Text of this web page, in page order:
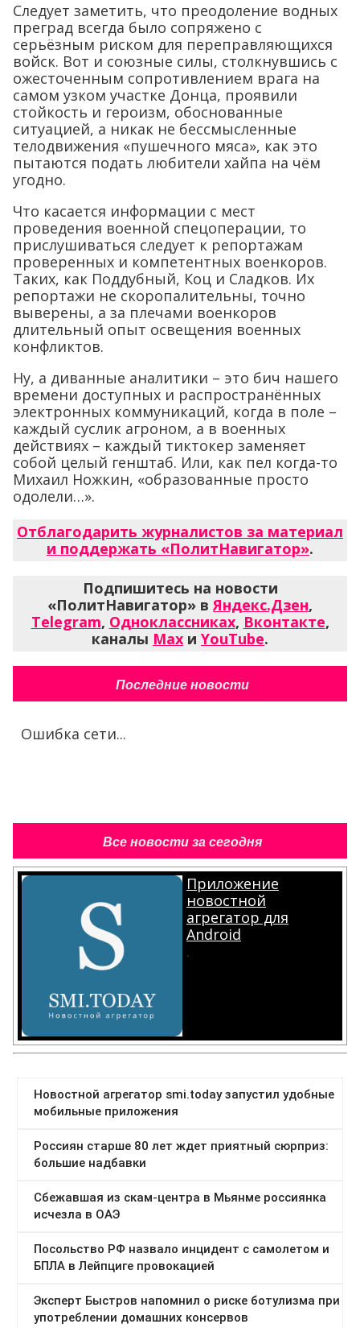
Следует заметить, что преодоление водных
преград всегда было сопряжено с
серьёзным риском для переправляющихся
войск. Вот и союзные силы, столкнувшись с
ожесточенным сопротивлением врага на
самом узком участке Донца, проявили
стойкость и героизм, обоснованные
ситуацией, а никак не бессмысленные
телодвижения «пушечного мяса», как это
пытаются подать любители хайпа на чём
угодно.
Что касается информации с мест
проведения военной спецоперации, то
прислушиваться следует к репортажам
проверенных и компетентных военкоров.
Таких, как Поддубный, Коц и Сладков. Их
репортажи не скоропалительны, точно
выверены, а за плечами военкоров
длительный опыт освещения военных
конфликтов.
Ну, а диванные аналитики – это бич нашего
времени доступных и распространённых
электронных коммуникаций, когда в поле –
каждый суслик агроном, а в военных
действиях – каждый тиктокер заменяет
собой целый генштаб. Или, как пел когда-то
Михаил Ножкин, «образованные просто
одолели…».
Отблагодарить журналистов за материал
и поддержать «ПолитНавигатор».
Подпишитесь на новости
«ПолитНавигатор» вЯндекс.Дзен,
Telegram, Одноклассниках, Вконтакте,
каналы Max и YouTube.
Последние новости
Ошибка сети...
Все новости за сегодня
Приложение
новостной
агрегатор для
Android
.